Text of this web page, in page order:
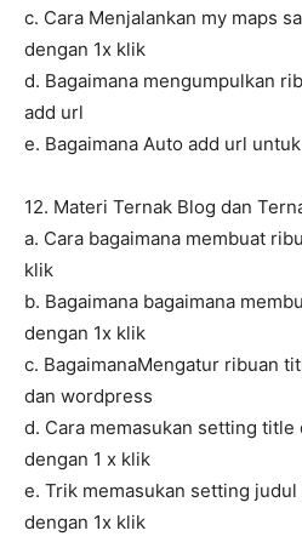
c. Cara Menjalankan my maps
dengan 1x klik
d. Bagaimana mengumpulkan
add url
e. Bagaimana Auto add url
12. Materi Ternak Blog dan
a. Cara bagaimana membuat
klik
b. Bagaimana bagaimana
dengan 1x klik
c. BagaimanaMengatur ribuan
dan wordpress
d. Cara memasukan setting
dengan 1 x klik
e. Trik memasukan setting
dengan 1x klik